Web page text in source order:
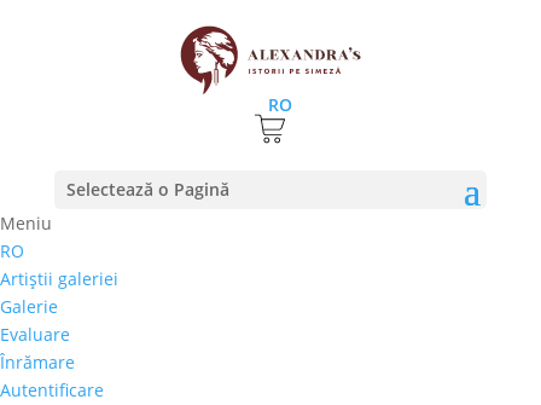
RO
Selectează o Pagină
Meniu
RO
Artiştii galeriei
Galerie
Evaluare
Înrămare
Autentificare
Prima pagină⚊Magazin
Maria Anonkina –
„Fructe”
700,00
Selectează rata |